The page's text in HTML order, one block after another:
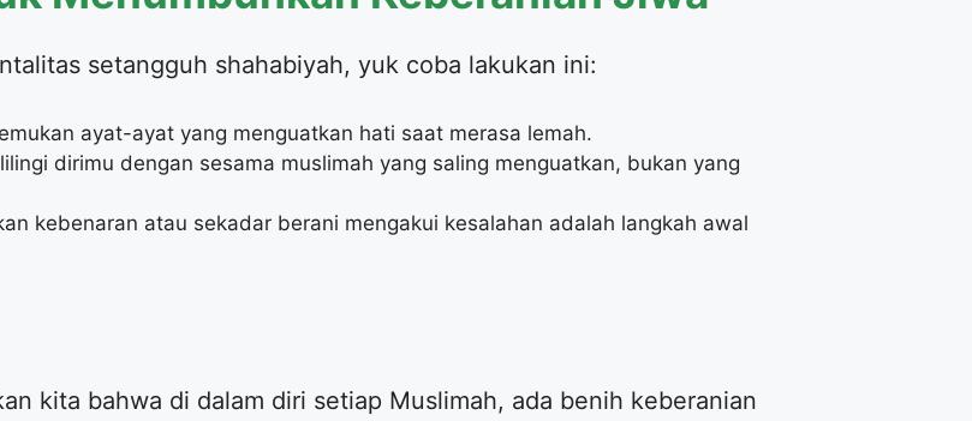
setangguh shahabiyah, yuk coba lakukan ini:
ayat-ayat yang menguatkan hati saat merasa lemah.
dirimu dengan sesama muslimah yang saling menguatkan, bukan yang
kebenaran atau sekadar berani mengakui kesalahan adalah langkah awal
kita bahwa di dalam diri setiap Muslimah, ada benih keberanian